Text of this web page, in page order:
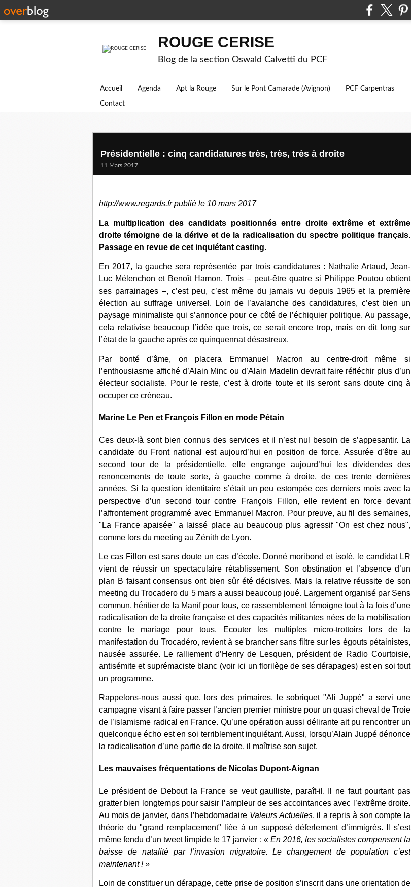
ROUGE CERISE
Blog de la section Oswald Calvetti du PCF
Accueil Agenda Apt la Rouge Sur le Pont Camarade (Avignon) PCF Carpentras
Contact
Présidentielle : cinq candidatures très, très, très à droite
11 Mars 2017
http://www.regards.fr publié le 10 mars 2017
La multiplication des candidats positionnés entre droite extrême et extrême
droite témoigne de la dérive et de la radicalisation du spectre politique français.
Passage en revue de cet inquiétant casting.
En 2017, la gauche sera représentée par trois candidatures : Nathalie Artaud, Jean-
Luc Mélenchon et Benoît Hamon. Trois – peut-être quatre si Philippe Poutou obtient
ses parrainages –, c’est peu, c’est même du jamais vu depuis 1965 et la première
élection au suffrage universel. Loin de l’avalanche des candidatures, c’est bien un
paysage minimaliste qui s’annonce pour ce côté de l’échiquier politique. Au passage,
cela relativise beaucoup l’idée que trois, ce serait encore trop, mais en dit long sur
l’état de la gauche après ce quinquennat désastreux.
Par bonté d’âme, on placera Emmanuel Macron au centre-droit même si
l’enthousiasme affiché d’Alain Minc ou d’Alain Madelin devrait faire réfléchir plus d’un
électeur socialiste. Pour le reste, c’est à droite toute et ils seront sans doute cinq à
occuper ce créneau.
Marine Le Pen et François Fillon en mode Pétain
Ces deux-là sont bien connus des services et il n’est nul besoin de s’appesantir. La
candidate du Front national est aujourd’hui en position de force. Assurée d’être au
second tour de la présidentielle, elle engrange aujourd’hui les dividendes des
renoncements de toute sorte, à gauche comme à droite, de ces trente dernières
années. Si la question identitaire s’était un peu estompée ces derniers mois avec la
perspective d’un second tour contre François Fillon, elle revient en force devant
l’affrontement programmé avec Emmanuel Macron. Pour preuve, au fil des semaines,
"La France apaisée" a laissé place au beaucoup plus agressif "On est chez nous",
comme lors du meeting au Zénith de Lyon.
Le cas Fillon est sans doute un cas d’école. Donné moribond et isolé, le candidat LR
vient de réussir un spectaculaire rétablissement. Son obstination et l’absence d’un
plan B faisant consensus ont bien sûr été décisives. Mais la relative réussite de son
meeting du Trocadero du 5 mars a aussi beaucoup joué. Largement organisé par Sens
commun, héritier de la Manif pour tous, ce rassemblement témoigne tout à la fois d’une
radicalisation de la droite française et des capacités militantes nées de la mobilisation
contre le mariage pour tous. Ecouter les multiples micro-trottoirs lors de la
manifestation du Trocadéro, revient à se brancher sans filtre sur les égouts pétainistes,
nausée assurée. Le ralliement d’Henry de Lesquen, président de Radio Courtoisie,
antisémite et suprémaciste blanc (voir ici un florilège de ses dérapages) est en soi tout
un programme.
Rappelons-nous aussi que, lors des primaires, le sobriquet "Ali Juppé" a servi une
campagne visant à faire passer l’ancien premier ministre pour un quasi cheval de Troie
de l’islamisme radical en France. Qu’une opération aussi délirante ait pu rencontrer un
quelconque écho est en soi terriblement inquiétant. Aussi, lorsqu’Alain Juppé dénonce
la radicalisation d’une partie de la droite, il maîtrise son sujet.
Les mauvaises fréquentations de Nicolas Dupont-Aignan
Le président de Debout la France se veut gaulliste, paraît-il. Il ne faut pourtant pas
gratter bien longtemps pour saisir l’ampleur de ses accointances avec l’extrême droite.
Au mois de janvier, dans l’hebdomadaire Valeurs Actuelles, il a repris à son compte la
théorie du "grand remplacement" liée à un supposé déferlement d’immigrés. Il s’est
même fendu d’un tweet limpide le 17 janvier : « En 2016, les socialistes compensent la
baisse de natalité par l’invasion migratoire. Le changement de population c’est
maintenant ! »
Loin de constituer un dérapage, cette prise de position s’inscrit dans une orientation de